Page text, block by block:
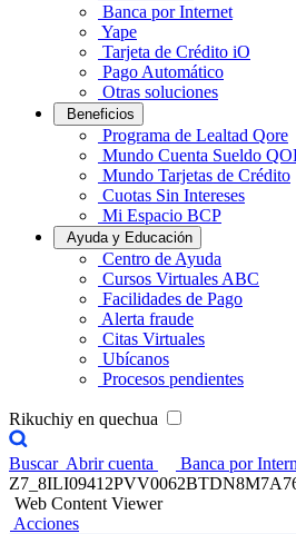
Banca por Internet
Yape
Tarjeta de Crédito iO
Pago Automático
Otras soluciones
Beneficios
Programa de Lealtad Qore
Mundo Cuenta Sueldo
Mundo Tarjetas de Crédito
Cuotas Sin Intereses
Mi Espacio BCP
Ayuda y Educación
Centro de Ayuda
Cursos Virtuales ABC
Facilidades de Pago
Alerta fraude
Citas Virtuales
Ubícanos
Procesos pendientes
Rikuchiy en quechua
Buscar Abrir cuenta
Banca por
Web Content Viewer
Acciones